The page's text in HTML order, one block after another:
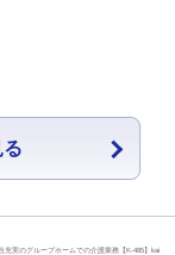
ます。
実のグループホームでの介護業務【K-485】kai